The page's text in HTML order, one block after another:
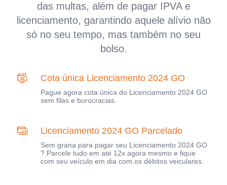
das multas, além de pagar IPVA e
licenciamento, garantindo aquele alívio não
só no seu tempo, mas também no seu
bolso.
Cota única Licenciamento 2024 GO
Pague agora cota única do Licenciamento 2024 GO
sem filas e burocracias.
Licenciamento 2024 GO Parcelado
Sem grana para pagar seu Licenciamento 2024 GO
? Parcele tudo em até 12x agora mesmo e fique
com seu veículo em dia com os débitos veiculares.